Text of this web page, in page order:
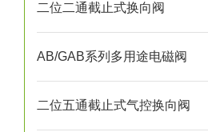
二位二通截止式换向阀
AB/GAB系列多用途电磁阀
二位五通截止式气控换向阀